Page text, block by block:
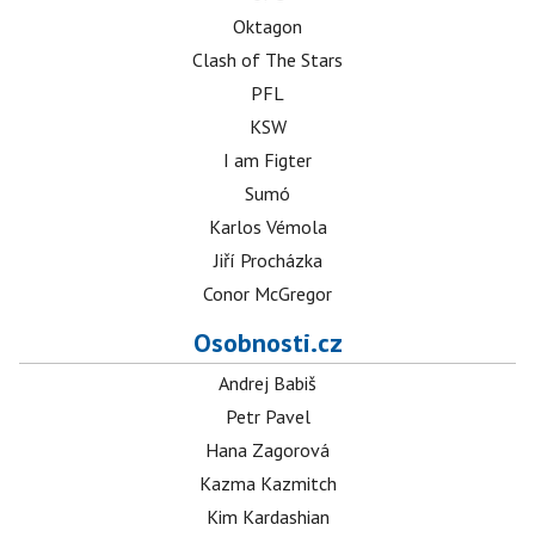
Oktagon
Clash of The Stars
PFL
KSW
I am Figter
Sumó
Karlos Vémola
Jiří Procházka
Conor McGregor
Osobnosti.cz
Andrej Babiš
Petr Pavel
Hana Zagorová
Kazma Kazmitch
Kim Kardashian